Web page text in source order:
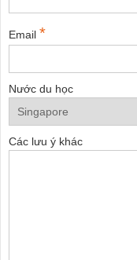
Email *
Nước du học
Các lưu ý khác